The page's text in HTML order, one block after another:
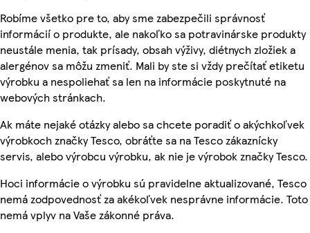
Robíme všetko pre to, aby sme zabezpečili správnosť
informácií o produkte, ale nakoľko sa potravinárske produkty
neustále menia, tak prísady, obsah výživy, diétnych zložiek a
alergénov sa môžu zmeniť. Mali by ste si vždy prečítať etiketu
výrobku a nespoliehať sa len na informácie poskytnuté na
webových stránkach.
Ak máte nejaké otázky alebo sa chcete poradiť o akýchkoľvek
výrobkoch značky Tesco, obráťte sa na Tesco zákaznícky
servis, alebo výrobcu výrobku, ak nie je výrobok značky Tesco.
Hoci informácie o výrobku sú pravidelne aktualizované, Tesco
nemá zodpovednosť za akékoľvek nesprávne informácie. Toto
nemá vplyv na Vaše zákonné práva.